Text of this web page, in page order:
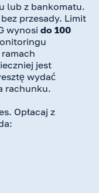
lub z bankomatu.
przesady. Limit
wynosi do 100
jest
wydać
rachunku.
Opłacaj z